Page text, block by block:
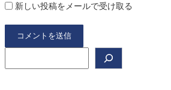
新しい投稿をメールで受け取る